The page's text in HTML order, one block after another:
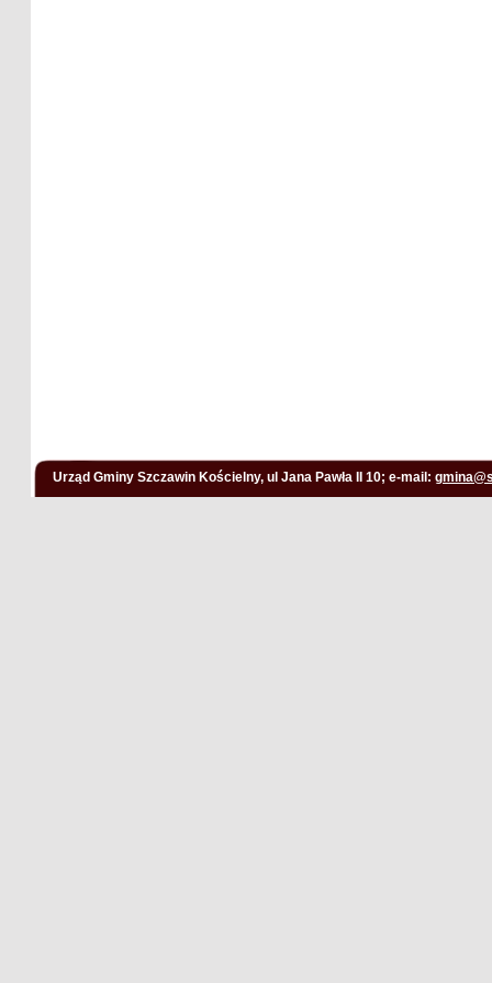
Urząd Gminy Szczawin Kościelny, ul Jana Pawła II 10; e-mail: